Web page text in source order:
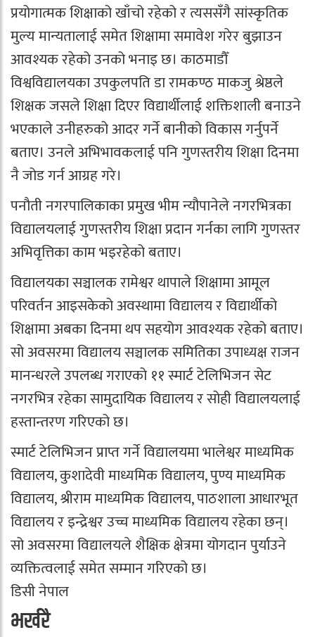
प्रयोगात्मक शिक्षाको खाँचो रहेको र त्यससँगै सांस्कृतिक
मुल्य मान्यतालाई समेत शिक्षामा समावेश गरेर बुझाउन
आवश्यक रहेको उनको भनाइ छ। काठमाडौँ
विश्वविद्यालयका उपकुलपति डा रामकण्ठ माकजु श्रेष्ठले
शिक्षक जसले शिक्षा दिएर विद्यार्थीलाई शक्तिशाली बनाउने
भएकाले उनीहरुको आदर गर्ने बानीको विकास गर्नुपर्ने
बताए। उनले अभिभावकलाई पनि गुणस्तरीय शिक्षा दिनमा
नै जोड गर्न आग्रह गरे।
पनौती नगरपालिकाका प्रमुख भीम न्यौपानेले नगरभित्रका
विद्यालयलाई गुणस्तरीय शिक्षा प्रदान गर्नका लागि गुणस्तर
अभिवृत्तिका काम भइरहेको बताए।
विद्यालयका सञ्चालक रामेश्वर थापाले शिक्षामा आमूल
परिवर्तन आइसकेको अवस्थामा विद्यालय र विद्यार्थीको
शिक्षामा अबका दिनमा थप सहयोग आवश्यक रहेको बताए।
सो अवसरमा विद्यालय सञ्चालक समितिका उपाध्यक्ष राजन
मानन्धरले उपलब्ध गराएको ११ स्मार्ट टेलिभिजन सेट
नगरभित्र रहेका सामुदायिक विद्यालय र सोही विद्यालयलाई
हस्तान्तरण गरिएको छ।
स्मार्ट टेलिभिजन प्राप्त गर्ने विद्यालयमा भालेश्वर माध्यमिक
विद्यालय, कुशादेवी माध्यमिक विद्यालय, पुण्य माध्यमिक
विद्यालय, श्रीराम माध्यमिक विद्यालय, पाठशाला आधारभूत
विद्यालय र इन्द्रेश्वर उच्च माध्यमिक विद्यालय रहेका छन्।
सो अवसरमा विद्यालयले शैक्षिक क्षेत्रमा योगदान पुर्याउने
व्यक्तित्वलाई समेत सम्मान गरिएको छ।
डिसी नेपाल
भर्खरै